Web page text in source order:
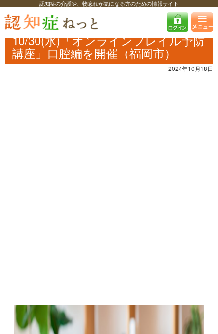
認知症の介護や、物忘れが気になる方のための情報サイト
認知症ねっと 認知症最新ニュース 予防・改善
10/30(水)「オンライン
フレイル予防講座」口腔編を開催（福岡市）
10/30(水)「オンラインフレイル予防
講座」口腔編を開催（福岡市）
2024年10月18日